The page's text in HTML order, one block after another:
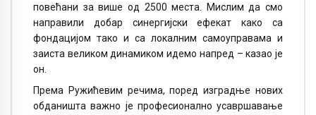
повећани за више од 2500 места. Мислим да смо
направили добар синергијски ефекат како са
фондацијом тако и са локалним самоуправама и
заиста великом динамиком идемо напред – казао је
он.
Према Ружићевим речима, поред изградње нових
обданишта важно је професионално усавршавање